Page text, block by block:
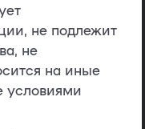
не подлежит
не
на иные
условиями